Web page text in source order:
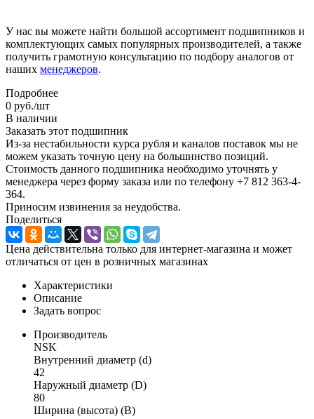
У нас вы можете найти большой ассортимент подшипников и
комплектующих самых популярных производителей, а также
получить грамотную консультацию по подбору аналогов от
наших менеджеров.
Подробнее
0 руб./шт
В наличии
Заказать этот подшипник
Из-за нестабильности курса рубля и каналов поставок мы не
можем указать точную цену на большинство позиций.
Стоимость данного подшипника необходимо уточнять у
менеджера через форму заказа или по телефону +7 812 363-4-
364.
Приносим извинения за неудобства.
Поделиться
Цена действительна только для интернет-магазина и может
отличаться от цен в розничных магазинах
Характеристики
Описание
Задать вопрос
Производитель
NSK
Внутренний диаметр (d)
42
Наружный диаметр (D)
80
Ширина (высота) (B)